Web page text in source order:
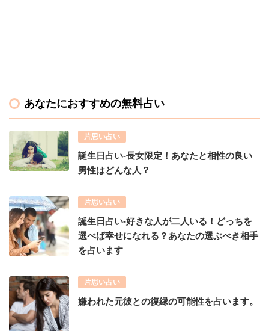
あなたにおすすめの無料占い
片思い占い
誕生日占い-長女限定！あなたと相性の良い
男性はどんな人？
片思い占い
誕生日占い-好きな人が二人いる！どっちを
選べば幸せになれる？あなたの選ぶべき相手
を占います
片思い占い
嫌われた元彼との復縁の可能性を占います。